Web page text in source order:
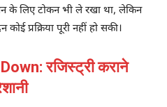
के लिए टोकन भी ले रखा था, लेकिन
प्रक्रिया पूरी नहीं हो सकी।
रजिस्ट्री कराने